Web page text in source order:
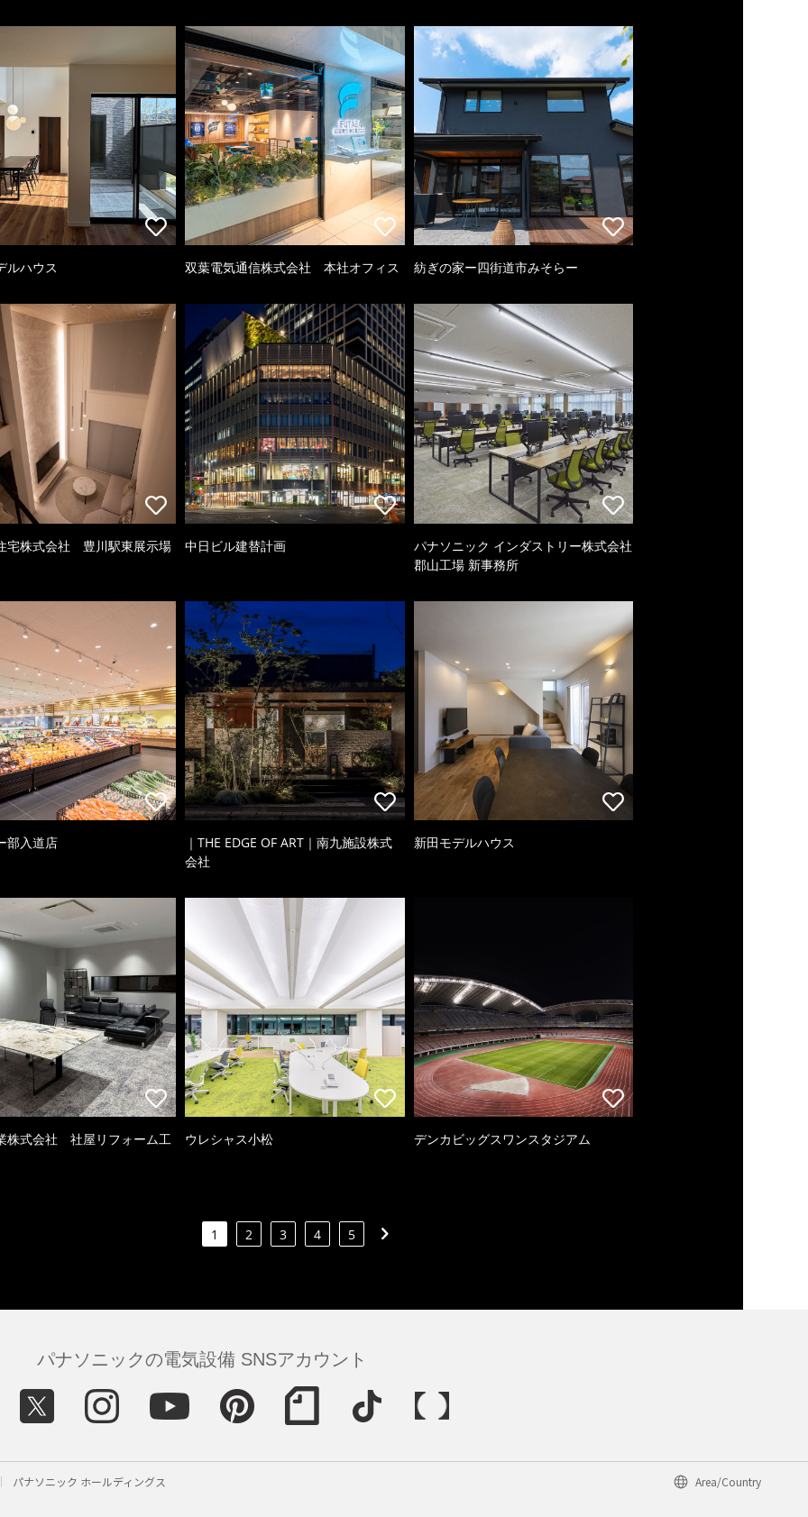
ルハウス 双葉電気通信株式会社 本社オフィス 紡ぎの家ー四街道市みそらー
宅株式会社 豊川駅東展示場 中日ビル建替計画
パナソニック インダストリー株式会社
郡山工場 新事務所
部入道店
｜THE EDGE OF ART｜南九施設株式
会社
新田モデルハウス
株式会社 社屋リフォーム工 ウレシャス小松 デンカビッグスワンスタジアム
1 2 3 4 5
パナソニックの電気設備 SNSアカウント
パナソニック ホールディングス Area/Country